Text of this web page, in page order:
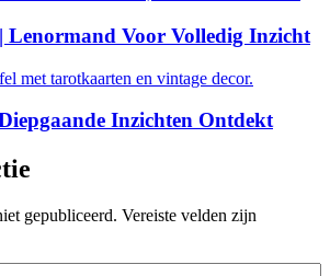
Lenormand Voor Volledig Inzicht
Inzichten Ontdekt
gepubliceerd. Vereiste velden zijn